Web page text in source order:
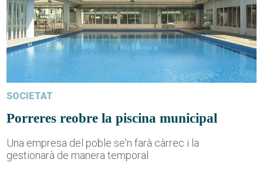
SOCIETAT
Porreres reobre la piscina municipal
Una empresa del poble se'n farà càrrec i la
gestionarà de manera temporal